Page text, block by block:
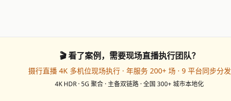
🎬 看了案例，需要现场直播执行团队？
摄行直播 4K 多机位现场执行 · 年服务 200+ 场 · 9 平台同步分发
4K HDR · 5G 聚合 · 主备双链路 · 全国 300+ 城市本地化